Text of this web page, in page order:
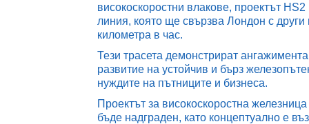
високоскоростни влакове, проектът
линия, която ще свързва Лондон с
километра в час.
Тези трасета демонстрират
развитие на устойчив и бърз
нуждите на пътниците и бизнеса.
Проектът за високоскоростна
бъде надграден, като концептуално е